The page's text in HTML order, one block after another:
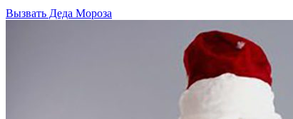
Вызвать Деда Мороза